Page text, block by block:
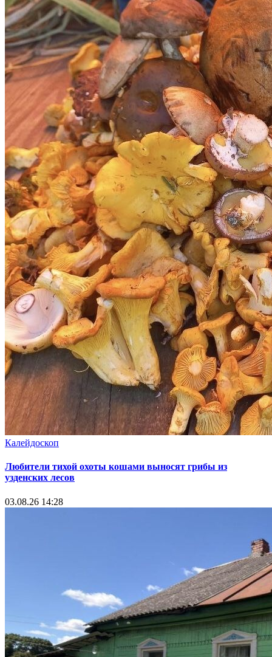
Калейдоскоп
Любители тихой охоты кошами выносят грибы из
узденских лесов
03.08.26 14:28